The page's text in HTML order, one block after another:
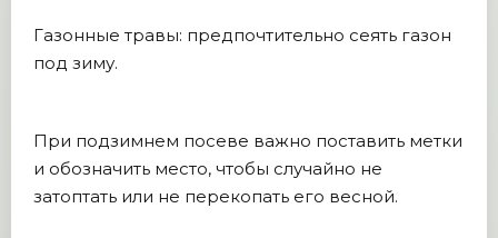
Газонные травы: предпочтительно сеять газон
под зиму.
При подзимнем посеве важно поставить метки
и обозначить место, чтобы случайно не
затоптать или не перекопать его весной.